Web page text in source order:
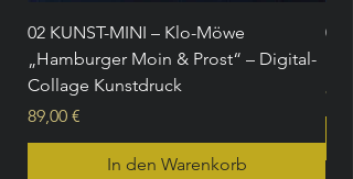
02 KUNST-MINI – Klo-Möwe
„Hamburger Moin & Prost“ – Digital-
Collage Kunstdruck
Preis
89,00 €
In den Warenkorb
01
Preis